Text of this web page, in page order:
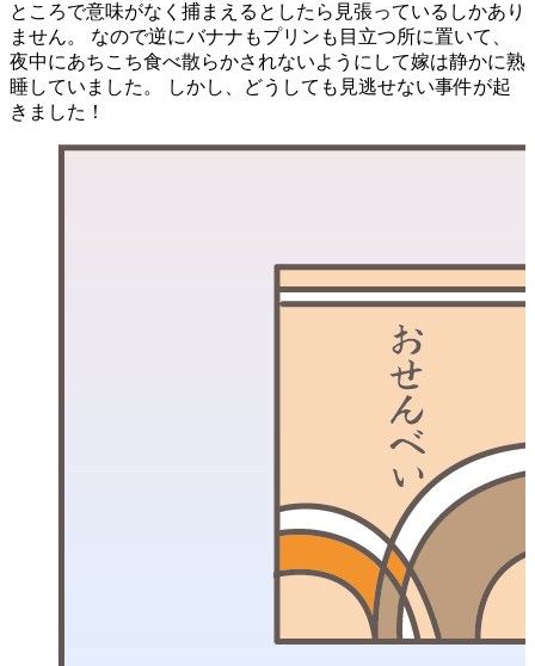
ところで意味がなく捕まえるとしたら見張っているしかあり
ません。 なので逆にバナナもプリンも目立つ所に置いて、
夜中にあちこち食べ散らかされないようにして嫁は静かに熟
睡していました。 しかし、どうしても見逃せない事件が起
きました！